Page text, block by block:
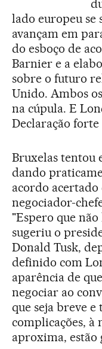
lado europeu se
avançam em
do esboço de
Barnier e a
sobre o futuro
Unido. Ambos
na cúpula. E
Declaração
Bruxelas tentou
dando
acordo
negociador-
"Espero que
sugeriu o
Donald Tusk,
definido com
aparência de
negociar ao
que seja breve e
complicações, à
aproxima, estão